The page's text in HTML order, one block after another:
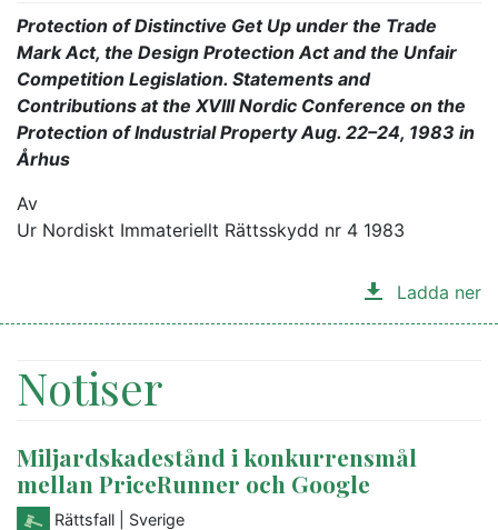
Protection of Distinctive Get Up under the Trade
Mark Act, the Design Protection Act and the Unfair
Competition Legislation. Statements and
Contributions at the XVIII Nordic Conference on the
Protection of Industrial Property Aug. 22–24, 1983 in
Århus
Av
Ur Nordiskt Immateriellt Rättsskydd nr 4 1983
Ladda ner
Notiser
Miljardskadestånd i konkurrensmål
mellan PriceRunner och Google
Rättsfall | Sverige